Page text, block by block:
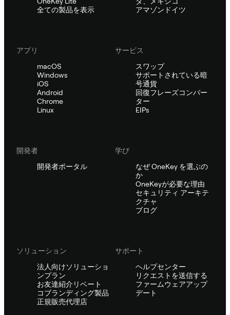
全ての製品を表示
アマゾンドイツ
アプリ
macOS
Windows
iOS
Android
Chrome
Linux
サービス
スワップ
サポートされている暗
号通貨
回復フレーズコンバー
ター
EIPs
開発者
開発者ポータル
学び
なぜ OneKey を選ぶの
か
OneKeyが必要な理由
セキュリティ アーキテ
クチャ
ブログ
ソリューション
法人向けソリューショ
ンプラン
お友達紹介リベート
コブランディング製品
正規販売代理店
サポート
ヘルプセンター
リクエストを送信する
ファームウェアアップ
デート